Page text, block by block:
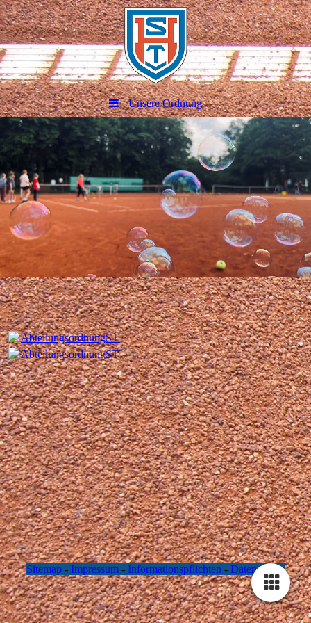
Unsere Ordnung
AbteilungsordnungSTVTennisabteilung_02.2023.pdf(125.72KB)
AbteilungsordnungSTVTennisabteilung_02.2023.pdf(125.72KB)
Sitemap - Impressum - Informationspflichten - Datenschutz